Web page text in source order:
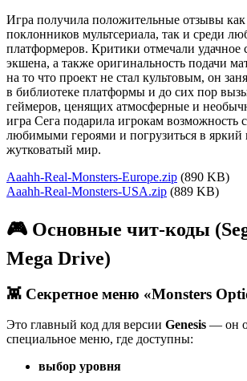
Игра получила положительные отзывы как
поклонников мультсериала, так и среди
платформеров. Критики отмечали удачное
экшена, а также оригинальность подачи
на то что проект не стал культовым, он
в библиотеке платформы и до сих пор
геймеров, ценящих атмосферные и
игра Сега подарила игрокам возможность
любимыми героями и погрузиться в яркий
жутковатый мир.
Aaahh-Real-Monsters-Europe.zip (890 KB)
Aaahh-Real-Monsters-USA.zip (889 KB)
🎮 Основные чит-коды
Mega Drive)
👾 Секретное меню «Monsters
Это главный код для версии Genesis — он
специальное меню, где доступны:
выбор уровня